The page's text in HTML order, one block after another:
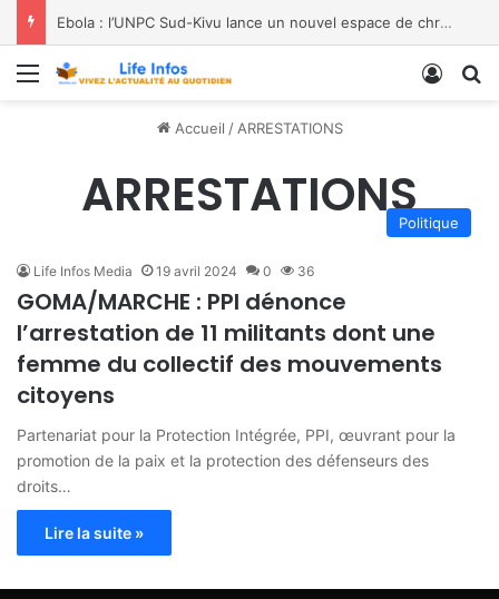
Ebola : l’UNPC Sud-Kivu lance un nouvel espace de chroniques pour renforcer la sensibilisation
Menu
Accueil / ARRESTATIONS
ARRESTATIONSPolitique
Life Infos Media 19 avril 2024 0 36
GOMA/MARCHE : PPI dénonce
l’arrestation de 11 militants dont une
femme du collectif des mouvements
citoyens
Partenariat pour la Protection Intégrée, PPI, œuvrant pour la
promotion de la paix et la protection des défenseurs des
droits…
Lire la suite »